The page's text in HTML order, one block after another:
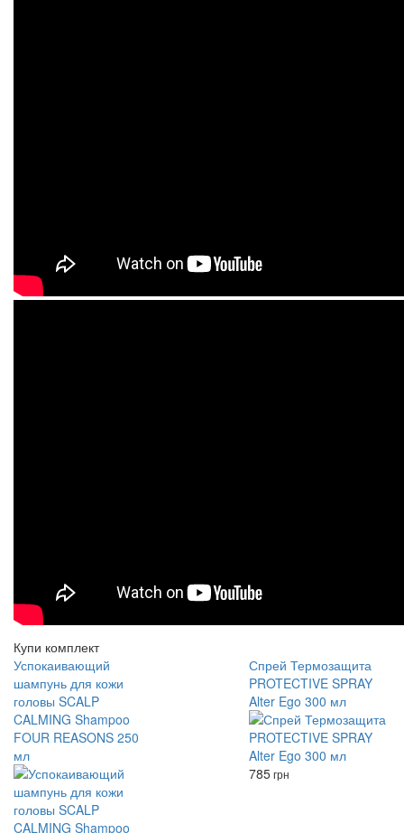
Купи комплект
Успокаивающий
шампунь для кожи
головы SCALP
CALMING Shampoo
FOUR REASONS 250
мл
Спрей Термозащита
PROTECTIVE SPRAY
Alter Ego 300 мл
785грн